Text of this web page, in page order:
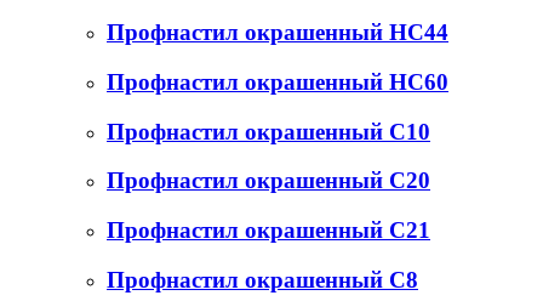
Профнастил окрашенный НС44
Профнастил окрашенный НС60
Профнастил окрашенный С10
Профнастил окрашенный С20
Профнастил окрашенный С21
Профнастил окрашенный С8